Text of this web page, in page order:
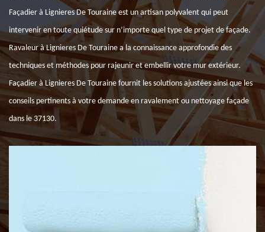
Façadier à Lignieres De Touraine est un artisan polyvalent qui peut
intervenir en toute quiétude sur n’importe quel type de projet de façade.
Ravaleur à Lignieres De Touraine a la connaissance approfondie des
techniques et méthodes pour rajeunir et embellir votre mur extérieur.
Façadier à Lignieres De Touraine fournit les solutions ajustées ainsi que les
conseils pertinents à votre demande en ravalement ou nettoyage façade
dans le 37130.